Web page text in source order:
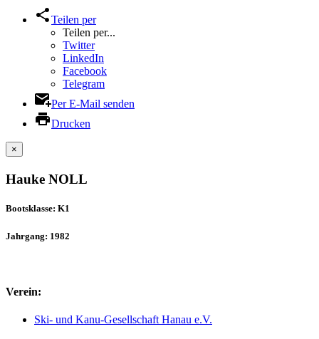
Teilen per
Teilen per...
Twitter
LinkedIn
Facebook
Telegram
Per E-Mail senden
Drucken
×
Hauke NOLL
Bootsklasse: K1
Jahrgang: 1982
Verein:
Ski- und Kanu-Gesellschaft Hanau e.V.